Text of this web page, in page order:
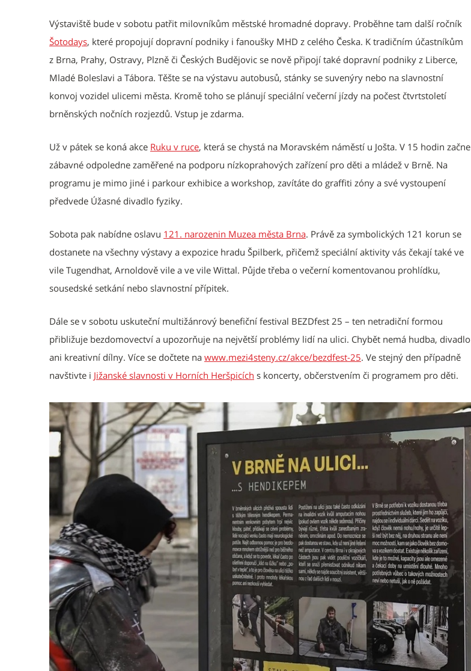
Výstaviště bude v sobotu patřit milovníkům městské hromadné dopravy. Proběhne tam další ročník
Šotodays, které propojují dopravní podniky i fanoušky MHD z celého Česka. K tradičním účastníkům
z Brna, Prahy, Ostravy, Plzně či Českých Budějovic se nově připojí také dopravní podniky z Liberce,
Mladé Boleslavi a Tábora. Těšte se na výstavu autobusů, stánky se suvenýry nebo na slavnostní
konvoj vozidel ulicemi města. Kromě toho se plánují speciální večerní jízdy na počest čtvrtstoletí
brněnských nočních rozjezdů. Vstup je zdarma.
Už v pátek se koná akce Ruku v ruce, která se chystá na Moravském náměstí u Jošta. V 15 hodin začne
zábavné odpoledne zaměřené na podporu nízkoprahových zařízení pro děti a mládež v Brně. Na
programu je mimo jiné i parkour exhibice a workshop, zavítáte do graffiti zóny a své vystoupení
předvede Úžasné divadlo fyziky.
Sobota pak nabídne oslavu 121. narozenin Muzea města Brna. Právě za symbolických 121 korun se
dostanete na všechny výstavy a expozice hradu Špilberk, přičemž speciální aktivity vás čekají také ve
vile Tugendhat, Arnoldově vile a ve vile Wittal. Půjde třeba o večerní komentovanou prohlídku,
sousedské setkání nebo slavnostní přípitek.
Dále se v sobotu uskuteční multižánrový benefiční festival BEZDfest 25 – ten netradiční formou
přibližuje bezdomovectví a upozorňuje na největší problémy lidí na ulici. Chybět nemá hudba, divadlo
ani kreativní dílny. Více se dočtete na www.mezi4steny.cz/akce/bezdfest-25. Ve stejný den případně
navštivte i Jižanské slavnosti v Horních Heršpicích s koncerty, občerstvením či programem pro děti.